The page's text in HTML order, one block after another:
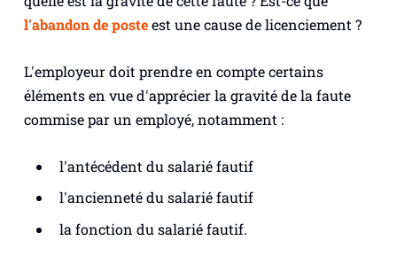
l'abandon de posteest une cause de licenciement ?
L'employeur doit prendre en compte certains
éléments en vue d'apprécier la gravité de la faute
commise par un employé, notamment :
l'antécédent du salarié fautif
l'ancienneté du salarié fautif
la fonction du salarié fautif.